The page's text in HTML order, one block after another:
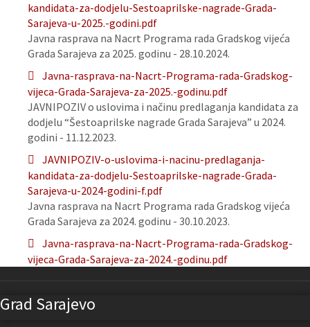
kandidata-za-dodjelu-Sestoaprilske-nagrade-Grada-
Sarajeva-u-2025.-godini.pdf
Javna rasprava na Nacrt Programa rada Gradskog vijeća
Grada Sarajeva za 2025. godinu - 28.10.2024.
Javna-rasprava-na-Nacrt-Programa-rada-Gradskog-
vijeca-Grada-Sarajeva-za-2025.-godinu.pdf
JAVNIPOZIV o uslovima i načinu predlaganja kandidata za
dodjelu “Šestoaprilske nagrade Grada Sarajeva” u 2024.
godini - 11.12.2023.
JAVNIPOZIV-o-uslovima-i-nacinu-predlaganja-
kandidata-za-dodjelu-Sestoaprilske-nagrade-Grada-
Sarajeva-u-2024-godini-f.pdf
Javna rasprava na Nacrt Programa rada Gradskog vijeća
Grada Sarajeva za 2024. godinu - 30.10.2023.
Javna-rasprava-na-Nacrt-Programa-rada-Gradskog-
vijeca-Grada-Sarajeva-za-2024.-godinu.pdf
Grad Sarajevo